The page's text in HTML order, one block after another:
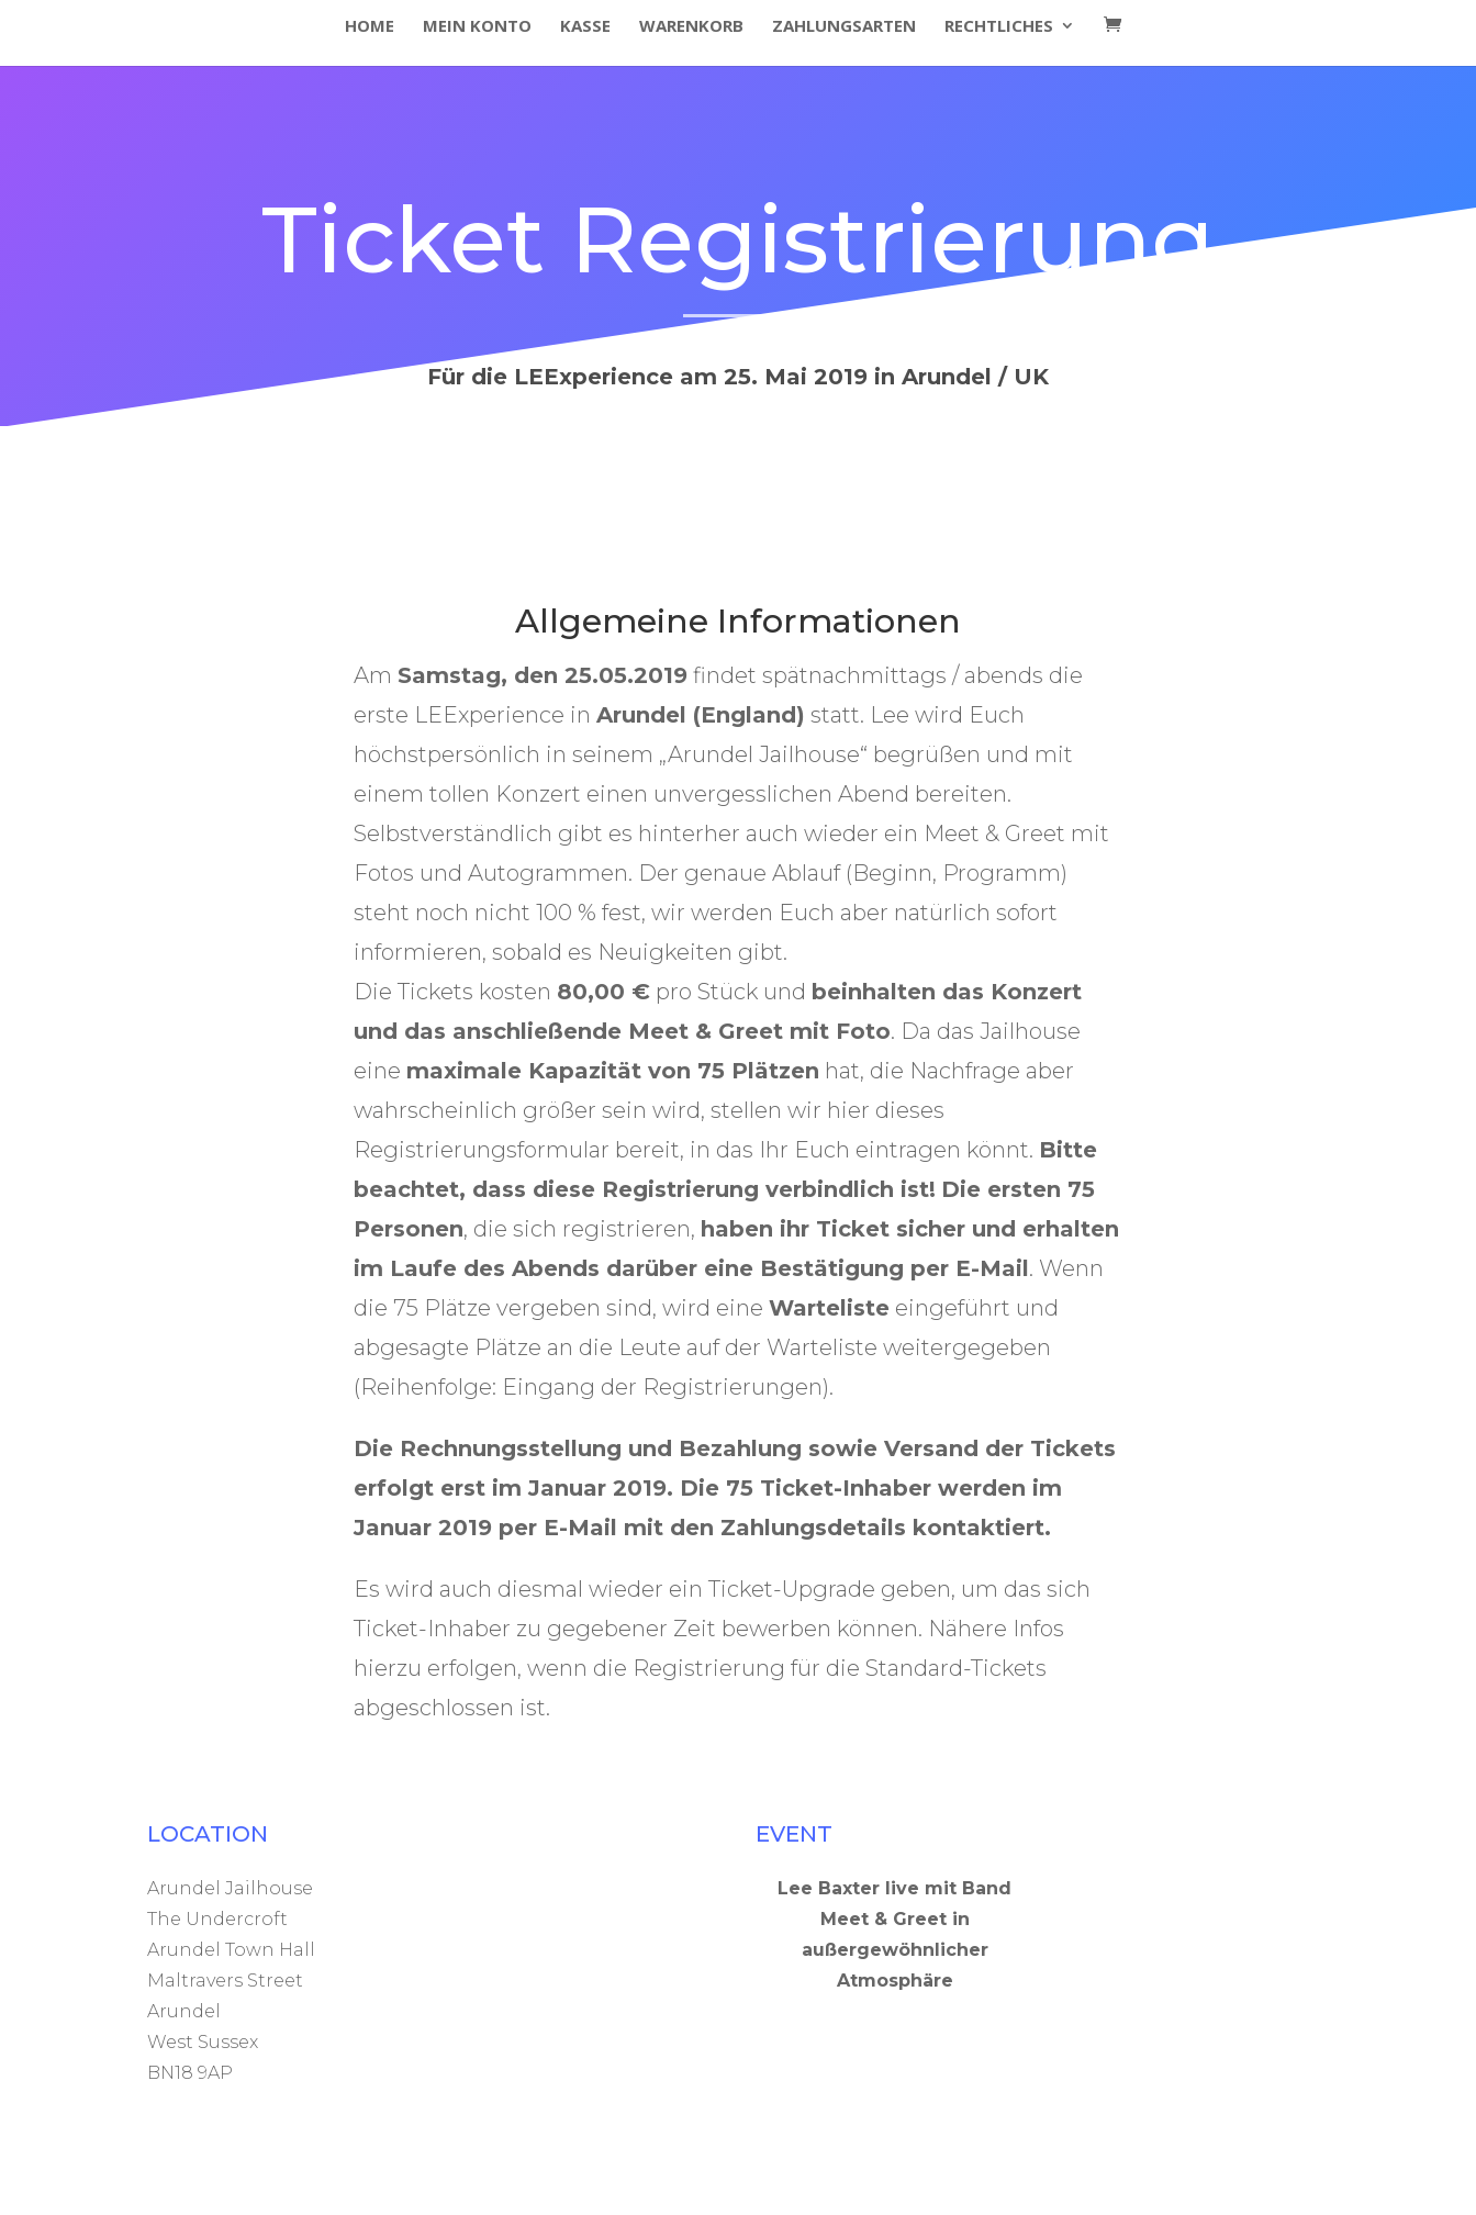
HOME MEIN KONTO KASSE WARENKORB ZAHLUNGSARTEN RECHTLICHES
Ticket Registrierung
Für die LEExperience am 25. Mai 2019 in Arundel / UK
Allgemeine Informationen
Am Samstag, den 25.05.2019 findet spätnachmittags / abends die
erste LEExperience in Arundel (England) statt. Lee wird Euch
höchstpersönlich in seinem „Arundel Jailhouse“ begrüßen und mit
einem tollen Konzert einen unvergesslichen Abend bereiten.
Selbstverständlich gibt es hinterher auch wieder ein Meet & Greet mit
Fotos und Autogrammen. Der genaue Ablauf (Beginn, Programm)
steht noch nicht 100 % fest, wir werden Euch aber natürlich sofort
informieren, sobald es Neuigkeiten gibt.
Die Tickets kosten 80,00 € pro Stück und beinhalten das Konzert
und das anschließende Meet & Greet mit Foto. Da das Jailhouse
eine maximale Kapazität von 75 Plätzen hat, die Nachfrage aber
wahrscheinlich größer sein wird, stellen wir hier dieses
Registrierungsformular bereit, in das Ihr Euch eintragen könnt. Bitte
beachtet, dass diese Registrierung verbindlich ist! Die ersten 75
Personen, die sich registrieren, haben ihr Ticket sicher und erhalten
im Laufe des Abends darüber eine Bestätigung per E-Mail. Wenn
die 75 Plätze vergeben sind, wird eine Warteliste eingeführt und
abgesagte Plätze an die Leute auf der Warteliste weitergegeben
(Reihenfolge: Eingang der Registrierungen).
Die Rechnungsstellung und Bezahlung sowie Versand der Tickets
erfolgt erst im Januar 2019. Die 75 Ticket-Inhaber werden im
Januar 2019 per E-Mail mit den Zahlungsdetails kontaktiert.
Es wird auch diesmal wieder ein Ticket-Upgrade geben, um das sich
Ticket-Inhaber zu gegebener Zeit bewerben können. Nähere Infos
hierzu erfolgen, wenn die Registrierung für die Standard-Tickets
abgeschlossen ist.
LOCATION
Arundel Jailhouse
The Undercroft
Arundel Town Hall
Maltravers Street
Arundel
West Sussex
BN18 9AP
EVENT
Lee Baxter live mit Band
Meet & Greet in
außergewöhnlicher
Atmosphäre